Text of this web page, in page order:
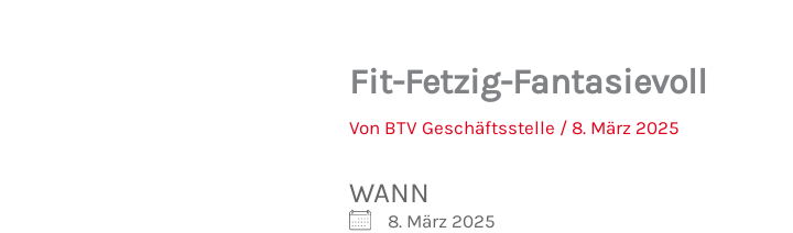
Fit-Fetzig-Fantasievoll
Von BTV Geschäftsstelle / 8. März 2025
WANN
8. März 2025